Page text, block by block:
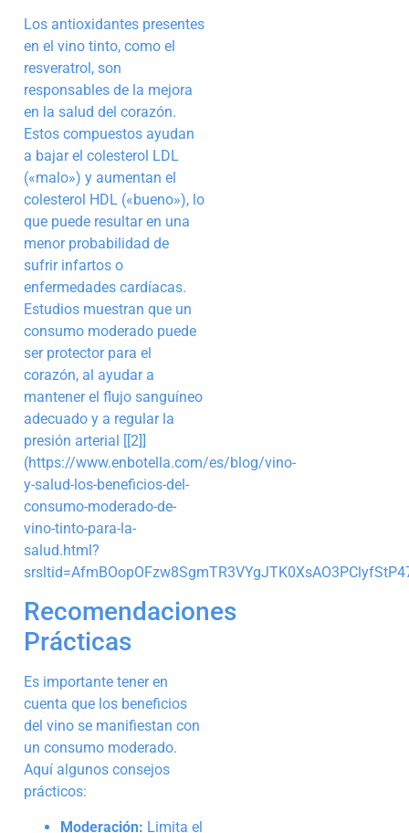
Los antioxidantes presentes
en el vino tinto, como el
resveratrol, son
responsables de la mejora
en la salud del corazón.
Estos compuestos ayudan
a bajar el colesterol LDL
(«malo») y aumentan el
colesterol HDL («bueno»), lo
que puede resultar en una
menor probabilidad de
sufrir infartos o
enfermedades cardíacas.
Estudios muestran que un
consumo moderado puede
ser protector para el
corazón, al ayudar a
mantener el flujo sanguíneo
adecuado y a regular la
presión arterial [[2]]
(https://www.enbotella.com/es/blog/vino-
y-salud-los-beneficios-del-
consumo-moderado-de-
vino-tinto-para-la-
salud.html?
Recomendaciones
Prácticas
Es importante tener en
cuenta que los beneficios
del vino se manifiestan con
un consumo moderado.
Aquí algunos consejos
prácticos:
Moderación: Limita el